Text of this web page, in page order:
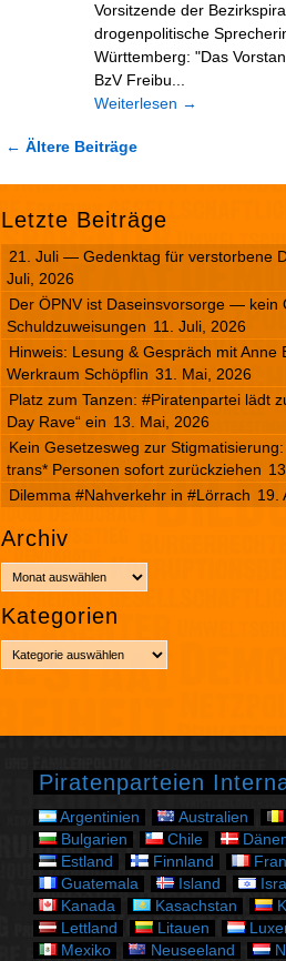
Vorsitzende der
drogenpolitische
Württemberg: "Das
BzV Freibu...
Weiterlesen →
← Ältere Beiträge
Letzte Beiträge
21. Juli — Gedenktag für verstorbene
Juli, 2026
Der ÖPNV ist Daseinsvorsorge — kein
Schuldzuweisungen 11. Juli, 2026
Hinweis: Lesung & Gespräch mit
Werkraum Schöpflin 31. Mai, 2026
Platz zum Tanzen: #Piratenpartei lädt
Day Rave“ ein 13. Mai, 2026
Kein Gesetzesweg zur
trans* Personen sofort zurückziehen
Dilemma #Nahverkehr in #Lörrach 19.
Archiv
r
c
Kategorien
a
g
Piratenparteien
Argentinien Australien
Bulgarien
Chile
Estland
Finnland
Guatemala
Island
Kanada
Kasachstan
Lettland
Litauen
Mexiko
Neuseeland